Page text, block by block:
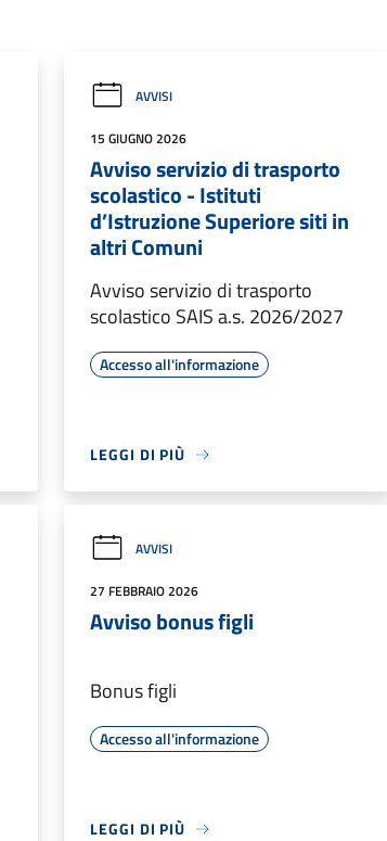
AVVISI
15 GIUGNO 2026
Avviso servizio di trasporto
scolastico - Istituti
d’Istruzione Superiore siti in
altri Comuni
Avviso servizio di trasporto
scolastico SAIS a.s. 2026/2027
Accesso all'informazione
LEGGI DI PIÙ
AVVISI
27 FEBBRAIO 2026
Avviso bonus figli
Bonus figli
Accesso all'informazione
LEGGI DI PIÙ